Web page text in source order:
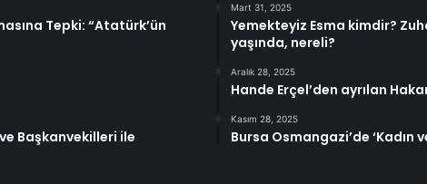
Tepki: “Atatürk’ün
Başkanvekilleri ile
Mart 31, 2025
Yemekteyiz Esma kimdir?
yaşında, nereli?
Aralık 28, 2025
Hande Erçel’den ayrılan
Kasım 28, 2025
Bursa Osmangazi’de ‘Kadın